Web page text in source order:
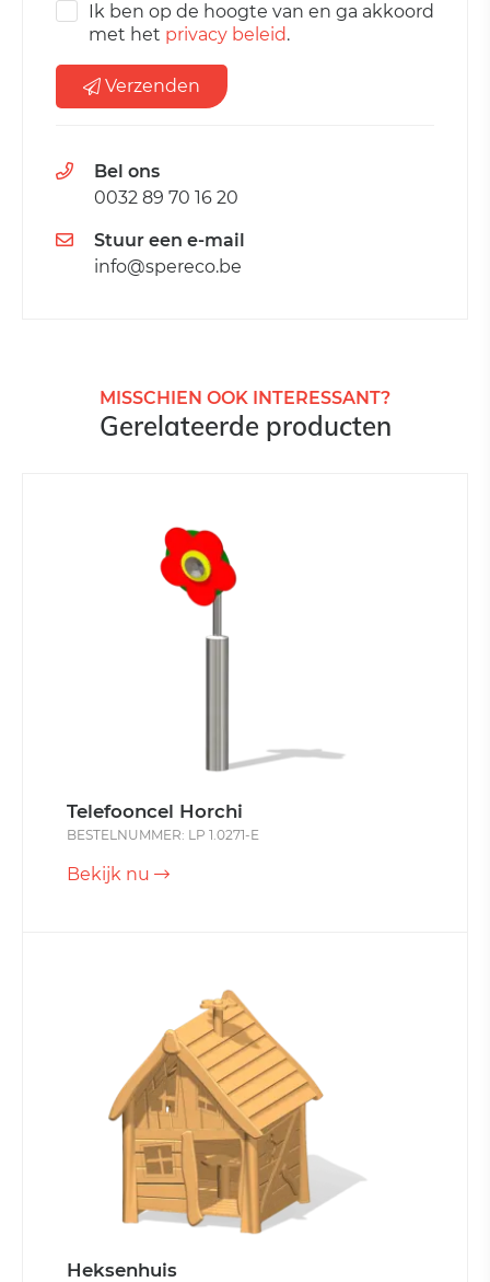
Ik ben op de hoogte van en ga akkoord
met het privacy beleid.
Verzenden
Bel ons
0032 89 70 16 20
Stuur een e-mail
info@spereco.be
MISSCHIEN OOK INTERESSANT?
Gerelateerde producten
Telefooncel Horchi
BESTELNUMMER: LP 1.0271-E
Bekijk nu
Heksenhuis